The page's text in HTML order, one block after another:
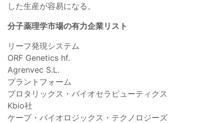
した生産が容易になる。
分子薬理学市場の有力企業リスト
リーフ発現システム
ORF Genetics hf.
Agrenvec S.L.
プラントフォーム
プロタリックス・バイオセラピューティクス
Kbio社
ケープ・バイオロジックス・テクノロジーズ